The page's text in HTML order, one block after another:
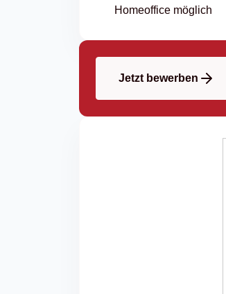
Homeoffice möglich
Jetzt bewerben